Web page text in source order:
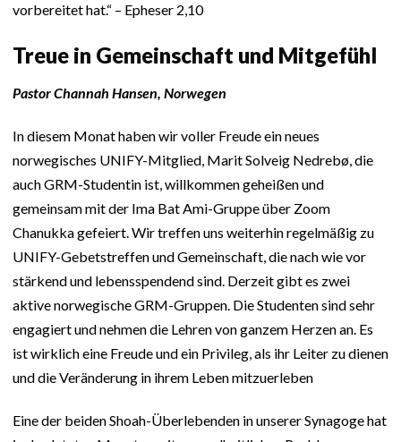
vorbereitet hat.“ – Epheser 2,10
Treue in Gemeinschaft und Mitgefühl
Pastor Channah Hansen, Norwegen
In diesem Monat haben wir voller Freude ein neues
norwegisches UNIFY-Mitglied, Marit Solveig Nedrebø, die
auch GRM-Studentin ist, willkommen geheißen und
gemeinsam mit der Ima Bat Ami-Gruppe über Zoom
Chanukka gefeiert. Wir treffen uns weiterhin regelmäßig zu
UNIFY-Gebetstreffen und Gemeinschaft, die nach wie vor
stärkend und lebensspendend sind. Derzeit gibt es zwei
aktive norwegische GRM-Gruppen. Die Studenten sind sehr
engagiert und nehmen die Lehren von ganzem Herzen an. Es
ist wirklich eine Freude und ein Privileg, als ihr Leiter zu dienen
und die Veränderung in ihrem Leben mitzuerleben
Eine der beiden Shoah-Überlebenden in unserer Synagoge hat